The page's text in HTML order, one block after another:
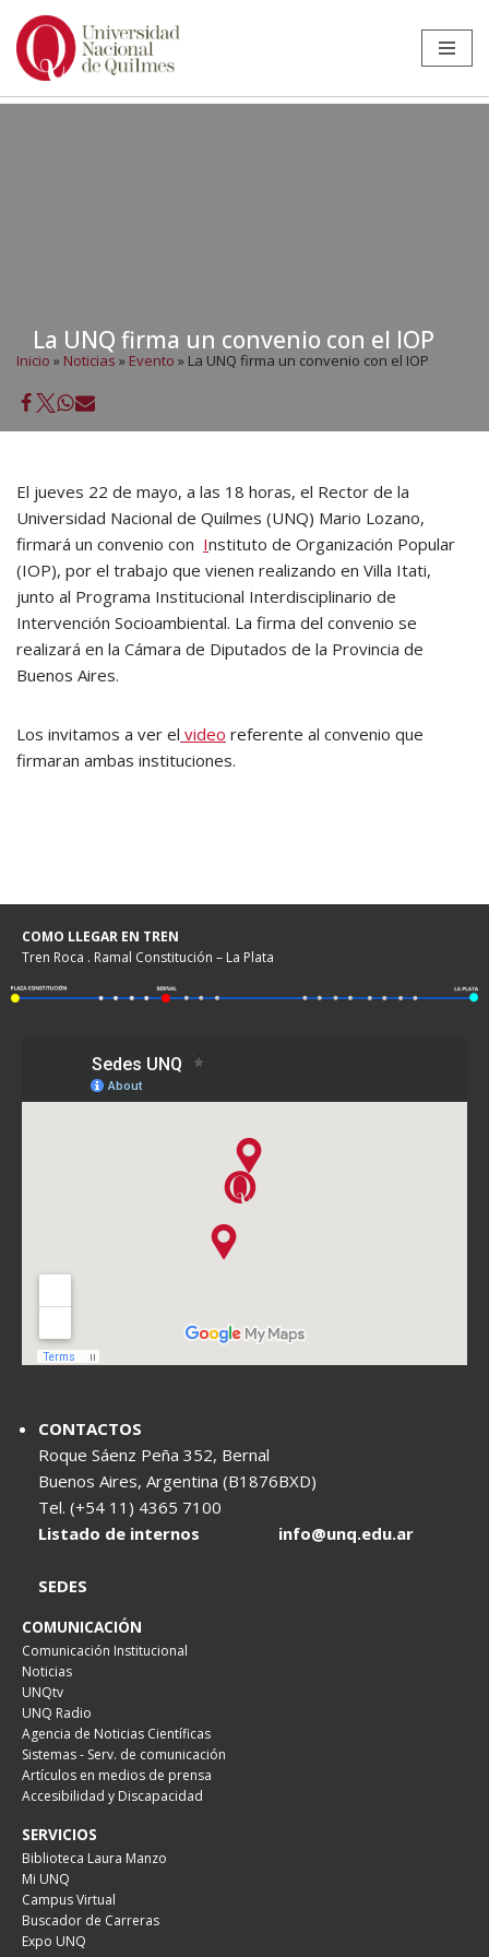
Ir
La UNQ firma un convenio con el IOP
Inicio » Noticias » Evento » La UNQ firma un convenio con el IOP
El jueves 22 de mayo, a las 18 horas, el Rector de la
Universidad Nacional de Quilmes (UNQ) Mario Lozano,
firmará un convenio con Instituto de Organización Popular
(IOP), por el trabajo que vienen realizando en Villa Itati,
junto al Programa Institucional Interdisciplinario de
Intervención Socioambiental. La firma del convenio se
realizará en la Cámara de Diputados de la Provincia de
Buenos Aires.
Los invitamos a ver el video referente al convenio que
firmaran ambas instituciones.
COMO LLEGAR EN TREN
Tren Roca . Ramal Constitución – La Plata
CONTACTOS
Roque Sáenz Peña 352, Bernal
Buenos Aires, Argentina (B1876BXD)
Tel. (+54 11) 4365 7100
Listado de internos
info@unq.edu.ar
SEDES
COMUNICACIÓN
Comunicación Institucional
Noticias
UNQtv
UNQ Radio
Agencia de Noticias Científicas
Sistemas - Serv. de comunicación
Artículos en medios de prensa
Accesibilidad y Discapacidad
SERVICIOS
Biblioteca Laura Manzo
Mi UNQ
Campus Virtual
Buscador de Carreras
Expo UNQ